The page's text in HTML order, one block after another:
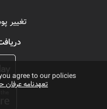
تغییر
agree to our policies:
تعهدنامه عرفان